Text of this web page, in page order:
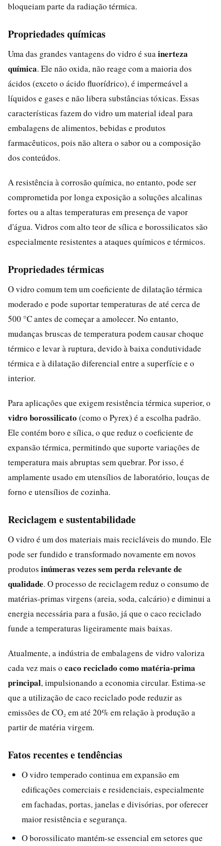
bloqueiam parte da radiação térmica.
Propriedades químicas
Uma das grandes vantagens do vidro é sua inerteza
química. Ele não oxida, não reage com a maioria dos
ácidos (exceto o ácido fluorídrico), é impermeável a
líquidos e gases e não libera substâncias tóxicas. Essas
características fazem do vidro um material ideal para
embalagens de alimentos, bebidas e produtos
farmacêuticos, pois não altera o sabor ou a composição
dos conteúdos.
A resistência à corrosão química, no entanto, pode ser
comprometida por longa exposição a soluções alcalinas
fortes ou a altas temperaturas em presença de vapor
d'água. Vidros com alto teor de sílica e borossilicatos são
especialmente resistentes a ataques químicos e térmicos.
Propriedades térmicas
O vidro comum tem um coeficiente de dilatação térmica
moderado e pode suportar temperaturas de até cerca de
500 °C antes de começar a amolecer. No entanto,
mudanças bruscas de temperatura podem causar choque
térmico e levar à ruptura, devido à baixa condutividade
térmica e à dilatação diferencial entre a superfície e o
interior.
Para aplicações que exigem resistência térmica superior, o
vidro borossilicato (como o Pyrex) é a escolha padrão.
Ele contém boro e sílica, o que reduz o coeficiente de
expansão térmica, permitindo que suporte variações de
temperatura mais abruptas sem quebrar. Por isso, é
amplamente usado em utensílios de laboratório, louças de
forno e utensílios de cozinha.
Reciclagem e sustentabilidade
O vidro é um dos materiais mais recicláveis do mundo. Ele
pode ser fundido e transformado novamente em novos
produtos inúmeras vezes sem perda relevante de
qualidade. O processo de reciclagem reduz o consumo de
matérias-primas virgens (areia, soda, calcário) e diminui a
energia necessária para a fusão, já que o caco reciclado
funde a temperaturas ligeiramente mais baixas.
Atualmente, a indústria de embalagens de vidro valoriza
cada vez mais o caco reciclado como matéria-prima
principal, impulsionando a economia circular. Estima-se
que a utilização de caco reciclado pode reduzir as
emissões de CO₂ em até 20% em relação à produção a
partir de matéria virgem.
Fatos recentes e tendências
O vidro temperado continua em expansão em
edificações comerciais e residenciais, especialmente
em fachadas, portas, janelas e divisórias, por oferecer
maior resistência e segurança.
O borossilicato mantém-se essencial em setores que